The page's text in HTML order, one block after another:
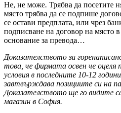
Не, не може. Трябва да посетите
място трябва да се подпише
се остави предплата, или чрез
подписване на договор на място
основание за превода…
Доказателството за
това, че фирмата освен че оцеля
условия в последните 10-12
завтвърждава позициите си на
Доказателството ще го видите
магазин в София.